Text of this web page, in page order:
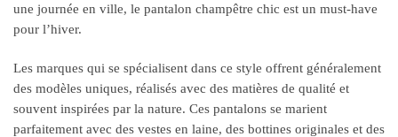
une journée en ville, le pantalon champêtre chic est un must-have
pour l’hiver.
Les marques qui se spécialisent dans ce style offrent généralement
des modèles uniques, réalisés avec des matières de qualité et
souvent inspirées par la nature. Ces pantalons se marient
parfaitement avec des vestes en laine, des bottines originales et des